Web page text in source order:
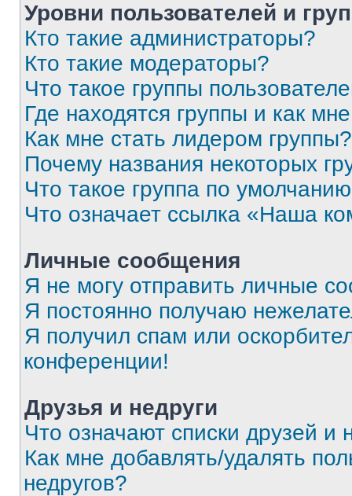
Уровни пользователей и
Кто такие администраторы?
Кто такие модераторы?
Что такое группы
Где находятся группы и как
Как мне стать лидером группы?
Почему названия некоторых
Что такое группа по
Что означает ссылка «Наша
Личные сообщения
Я не могу отправить личные
Я постоянно получаю
Я получил спам или
конференции!
Друзья и недруги
Что означают списки друзей и
Как мне добавлять/удалять
недругов?